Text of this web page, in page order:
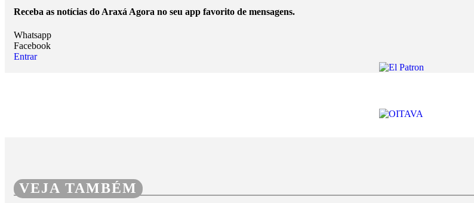
Receba as notícias do Araxá Agora no seu app favorito de mensagens.
Whatsapp
Facebook
Entrar
VEJA TAMBÉM